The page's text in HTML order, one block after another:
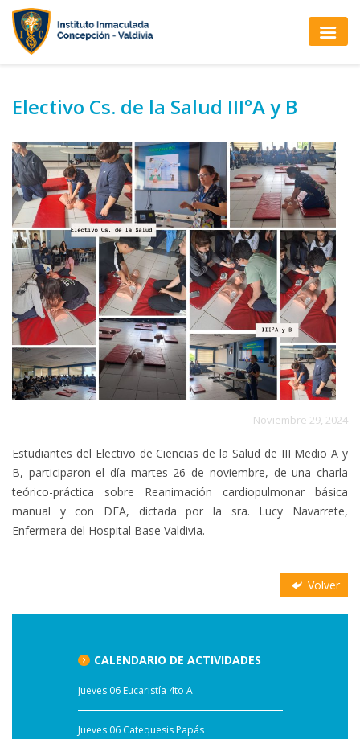
Electivo Cs. de la Salud III°A y B
Noviembre 29, 2024
Estudiantes del Electivo de Ciencias de la Salud de III Medio A y
B, participaron el día martes 26 de noviembre, de una charla
teórico-práctica sobre Reanimación cardiopulmonar básica
manual y con DEA, dictada por la sra. Lucy Navarrete,
Enfermera del Hospital Base Valdivia.
Volver
CALENDARIO DE ACTIVIDADES
Jueves 06 Eucaristía 4to A
Jueves 06 Catequesis Papás